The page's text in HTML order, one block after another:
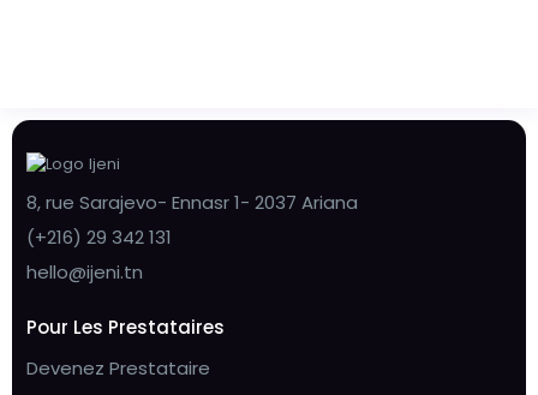
8, rue Sarajevo- Ennasr 1- 2037 Ariana
(+216) 29 342 131
hello@ijeni.tn
Pour Les Prestataires
Devenez Prestataire